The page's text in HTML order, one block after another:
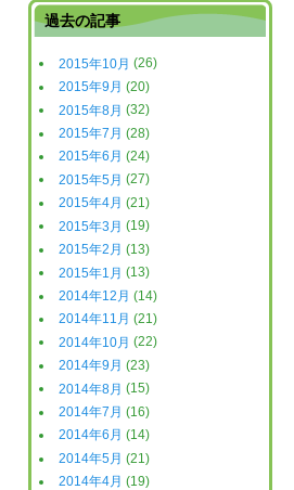
過去の記事
2015年10月 (26)
2015年9月 (20)
2015年8月 (32)
2015年7月 (28)
2015年6月 (24)
2015年5月 (27)
2015年4月 (21)
2015年3月 (19)
2015年2月 (13)
2015年1月 (13)
2014年12月 (14)
2014年11月 (21)
2014年10月 (22)
2014年9月 (23)
2014年8月 (15)
2014年7月 (16)
2014年6月 (14)
2014年5月 (21)
2014年4月 (19)